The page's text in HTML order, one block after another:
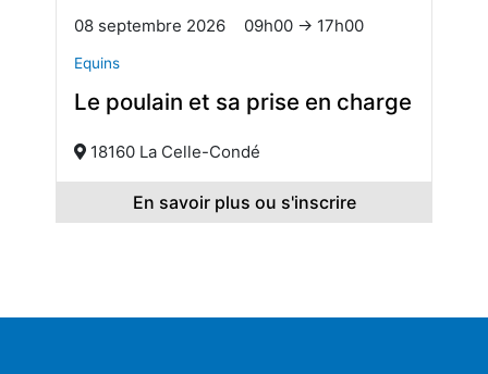
08 septembre 2026 09h00 → 17h00
Equins
Le poulain et sa prise en charge
18160 La Celle-Condé
En savoir plus ou s'inscrire